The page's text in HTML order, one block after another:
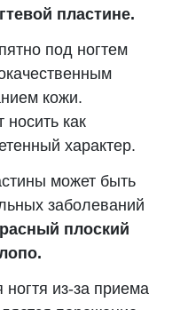
пластине.
под ногтем
кожи.
как
характер.
может быть
заболеваний
плоский
из-за приема